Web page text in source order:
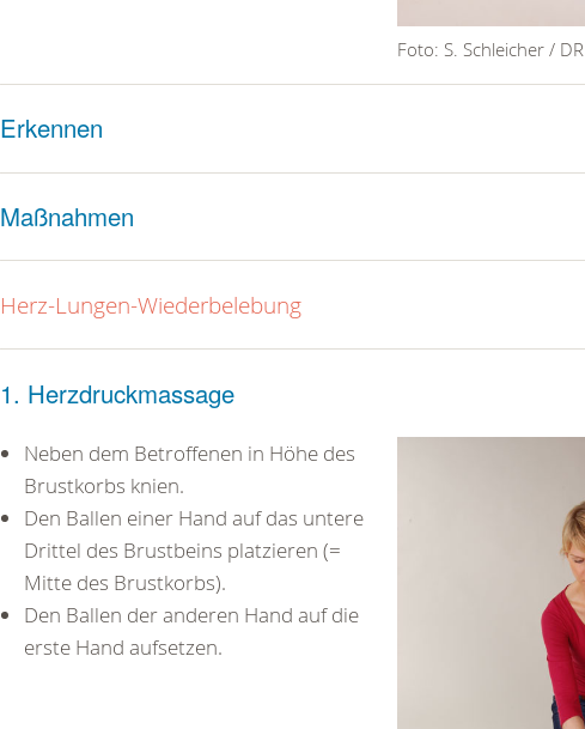
Foto: S. Schleicher /
Erkennen
Maßnahmen
Herz-Lungen-Wiederbelebung
1. Herzdruckmassage
Neben dem Betroffenen in Höhe des
Brustkorbs knien.
Den Ballen einer Hand auf das untere
Drittel des Brustbeins platzieren (=
Mitte des Brustkorbs).
Den Ballen der anderen Hand auf die
erste Hand aufsetzen.